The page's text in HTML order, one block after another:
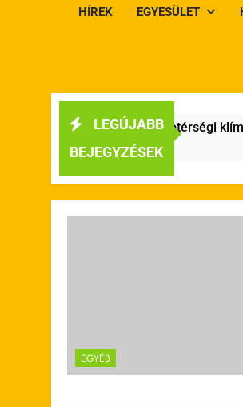
HÍREK EGYESÜLET
LEGÚJABB
BEJEGYZÉSEK
Egyesület „Mikrotérségi
EGYÉB